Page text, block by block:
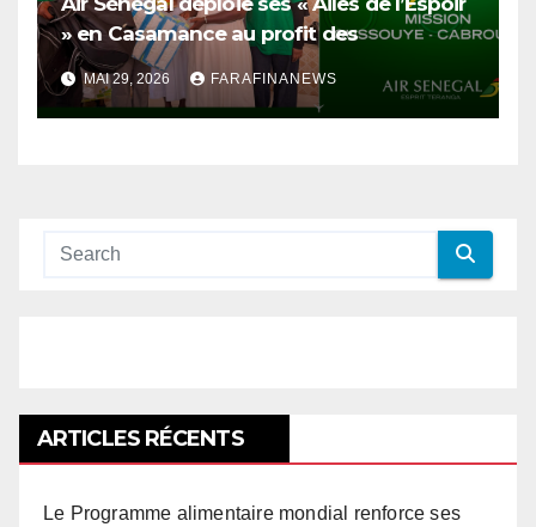
» en Casamance au profit des
orphelinats d’Oussouye et de Cabrousse
MAI 29, 2026 FARAFINANEWS
ARTICLES RÉCENTS
Le Programme alimentaire mondial renforce ses